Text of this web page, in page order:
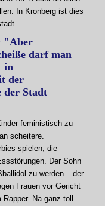
In Kronberg ist dies
"Aber
darf man
in
der
der Stadt
feministisch zu
scheitere.
spielen, die
Der Sohn
zu werden – der
Frauen vor Gericht
Na ganz toll.